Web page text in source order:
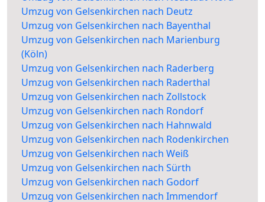
Umzug von Gelsenkirchen nach Deutz
Umzug von Gelsenkirchen nach Bayenthal
Umzug von Gelsenkirchen nach Marienburg
(Köln)
Umzug von Gelsenkirchen nach Raderberg
Umzug von Gelsenkirchen nach Raderthal
Umzug von Gelsenkirchen nach Zollstock
Umzug von Gelsenkirchen nach Rondorf
Umzug von Gelsenkirchen nach Hahnwald
Umzug von Gelsenkirchen nach Rodenkirchen
Umzug von Gelsenkirchen nach Weiß
Umzug von Gelsenkirchen nach Sürth
Umzug von Gelsenkirchen nach Godorf
Umzug von Gelsenkirchen nach Immendorf